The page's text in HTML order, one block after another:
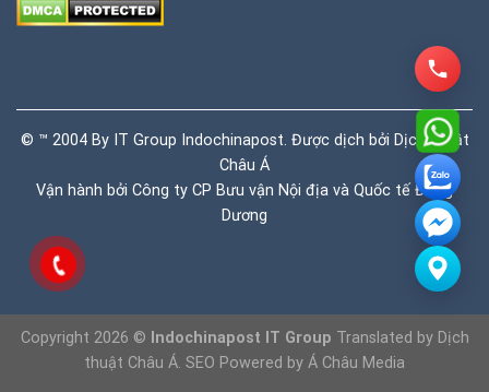
© ™ 2004 By IT Group Indochinapost. Được dịch bởi Dịch thuật
Châu Á
Vận hành bởi Công ty CP Bưu vận Nội địa và Quốc tế Đông
Dương
Copyright 2026 © Indochinapost IT Group Translated by Dịch
thuật Châu Á. SEO Powered by Á Châu Media